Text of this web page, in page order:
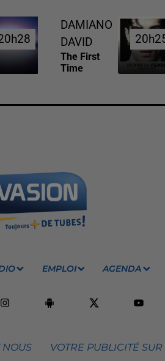
DAMIANO
DAVID
The First
Time
EMPLOI AGENDA
NOUS VOTRE PUBLICITÉ